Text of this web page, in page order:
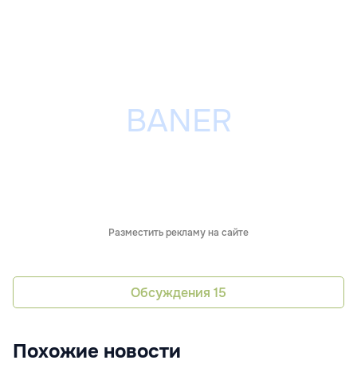
Разместить рекламу на сайте
Обсуждения 15
Похожие новости